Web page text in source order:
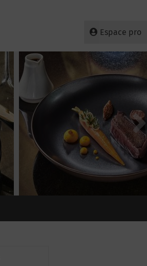
Espace pro